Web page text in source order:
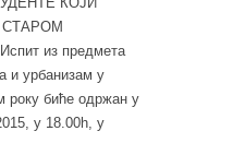
из предмета
и урбанизам у
року биће одржан у
у 18.00h, у